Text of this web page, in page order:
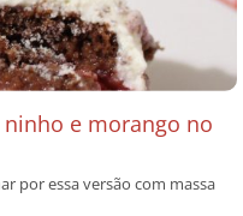
e morango no
por essa versão com massa